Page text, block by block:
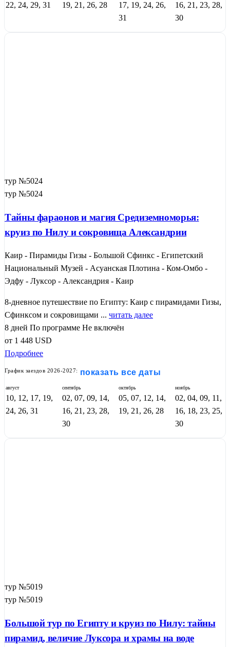
22, 24, 29, 31
19, 21, 26, 28
17, 19, 24, 26,
31
16, 21, 23, 28,
30
тур №5024
тур №5024
Тайны фараонов и магия Средиземноморья:
круиз по Нилу и сокровища Александрии
Каир - Пирамиды Гизы - Большой Сфинкс - Египетский
Национальный Музей - Асуанская Плотина - Ком-Омбо -
Эдфу - Луксор - Александрия - Каир
8-дневное путешествие по Египту: Каир с пирамидами Гизы,
Сфинксом и сокровищами ... читать далее
8 дней По программе Не включён
от 1 448 USD
Подробнее
График заездов 2026-2027: показать все даты
август
10, 12, 17, 19,
24, 26, 31
сентябрь
02, 07, 09, 14,
16, 21, 23, 28,
30
октябрь
05, 07, 12, 14,
19, 21, 26, 28
ноябрь
02, 04, 09, 11,
16, 18, 23, 25,
30
тур №5019
тур №5019
Большой тур по Египту и круиз по Нилу: тайны
пирамид, величие Луксора и храмы на воде